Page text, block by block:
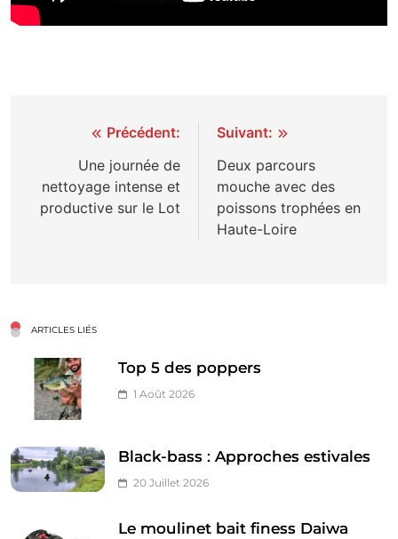
Navigation
l’article
Précédent:
Une journée de
nettoyage intense et
productive sur le Lot
Suivant:
Deux parcours
mouche avec des
poissons trophées en
Haute-Loire
ARTICLES LIÉS
Top 5 des poppers
1 Août 2026
Black-bass : Approches estivales
20 Juillet 2026
Le moulinet bait finess Daiwa